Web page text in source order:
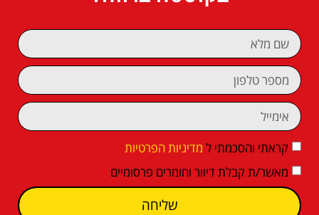
קראתי והסכמתי ל מדיניות הפרטיות
מאשר/ת קבלת דיוור וחומרים פרסומיים
שליחה